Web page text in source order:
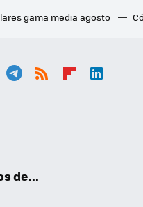
gama media agosto
de...